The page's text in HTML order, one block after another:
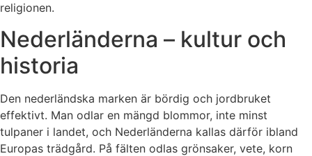
religionen.
Nederländerna – kultur och
historia
Den nederländska marken är bördig och jordbruket
effektivt. Man odlar en mängd blommor, inte minst
tulpaner i landet, och Nederländerna kallas därför ibland
Europas trädgård. På fälten odlas grönsaker, vete, korn